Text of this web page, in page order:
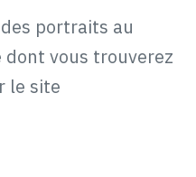
portraits au
vous trouverez
le site